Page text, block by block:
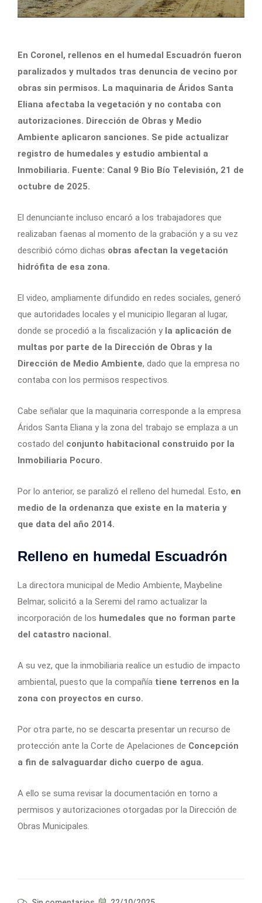
En Coronel, rellenos en el humedal Escuadrón fueron
paralizados y multados tras denuncia de vecino por
obras sin permisos. La maquinaria de Áridos Santa
Eliana afectaba la vegetación y no contaba con
autorizaciones. Dirección de Obras y Medio
Ambiente aplicaron sanciones. Se pide actualizar
registro de humedales y estudio ambiental a
Inmobiliaria. Fuente: Canal 9 Bio Bío Televisión, 21 de
octubre de 2025.
El denunciante incluso encaró a los trabajadores que
realizaban faenas al momento de la grabación y a su vez
describió cómo dichas obras afectan la vegetación
hidrófita de esa zona.
El video, ampliamente difundido en redes sociales, generó
que autoridades locales y el municipio llegaran al lugar,
donde se procedió a la fiscalización y la aplicación de
multas por parte de la Dirección de Obras y la
Dirección de Medio Ambiente, dado que la empresa no
contaba con los permisos respectivos.
Cabe señalar que la maquinaria corresponde a la empresa
Áridos Santa Eliana y la zona del trabajo se emplaza a un
costado del conjunto habitacional construido por la
Inmobiliaria Pocuro.
Por lo anterior, se paralizó el relleno del humedal. Esto, en
medio de la ordenanza que existe en la materia y
que data del año 2014.
Relleno en humedal Escuadrón
La directora municipal de Medio Ambiente, Maybeline
Belmar, solicitó a la Seremi del ramo actualizar la
incorporación de los humedales que no forman parte
del catastro nacional.
A su vez, que la inmobiliaria realice un estudio de impacto
ambiental, puesto que la compañía tiene terrenos en la
zona con proyectos en curso.
Por otra parte, no se descarta presentar un recurso de
protección ante la Corte de Apelaciones de Concepción
a fin de salvaguardar dicho cuerpo de agua.
A ello se suma revisar la documentación en torno a
permisos y autorizaciones otorgadas por la Dirección de
Obras Municipales.